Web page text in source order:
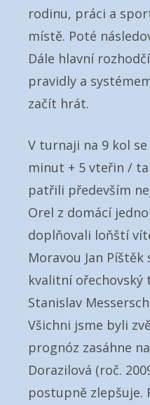
rodinu, práci a
místě. Poté
Dále hlavní
pravidly a
začít hrát.
V turnaji na 9 kol
minut + 5 vteřin /
patřili především
Orel z domácí
doplňovali loňští
Moravou Jan Píštěk
kvalitní ořechovský
Stanislav
Všichni jsme byli
prognóz zasáhne
Dorazilová (roč.
postupně zlepšuje.